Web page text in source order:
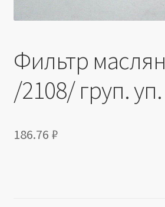
Фильтр
/2108/ груп.
186.76 ₽